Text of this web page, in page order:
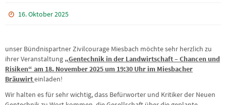
16. Oktober 2025
unser Bündnispartner Zivilcourage Miesbach möchte sehr herzlich zu
ihrer Veranstaltung „Gentechnik in der Landwirtschaft – Chancen und
Risiken“ am 18. November 2025 um 19:30 Uhr im Miesbacher
Bräuwirteinladen!
Wir halten es für sehr wichtig, dass Befürworter und Kritiker der Neuen